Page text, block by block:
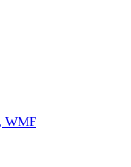
WMF